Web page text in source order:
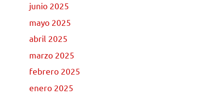
junio 2025
mayo 2025
abril 2025
marzo 2025
febrero 2025
enero 2025